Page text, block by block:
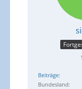
Beiträge
Bundesland